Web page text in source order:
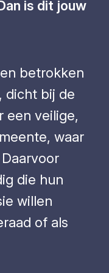
is dit jouw
betrokken
dicht bij de
een veilige,
waar
die hun
willen
of als